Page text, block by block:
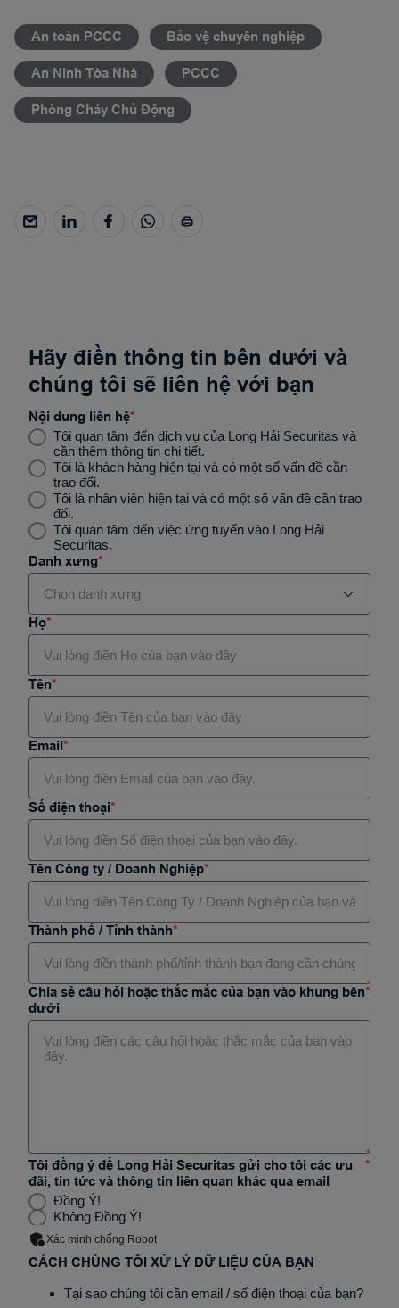
An toàn PCCC Bảo vệ chuyên nghiệp
An Ninh Tòa Nhà PCCC
Phòng Cháy Chủ Động
Hãy điền thông tin bên dưới và
chúng tôi sẽ liên hệ với bạn
Nội dung liên hệ
Tôi quan tâm đến dịch vụ của Long Hải Securitas và
cần thêm thông tin chi tiết.
Tôi là khách hàng hiện tại và có một số vấn đề cần
trao đổi.
Tôi là nhân viên hiện tại và có một số vấn đề cần trao
đổi.
Tôi quan tâm đến việc ứng tuyển vào Long Hải
Securitas.
Danh xưng
Chọn danh xưng
Anh
Mrs.
Prof.
Mr.
Ms.
Họ
Tên
Email
Số điện thoại
Tên Công ty / Doanh Nghiệp
Thành phố / Tỉnh thành
Chia sẻ câu hỏi hoặc thắc mắc của bạn vào khung bên
dưới
Tôi đồng ý để Long Hải Securitas gửi cho tôi các ưu
đãi, tin tức và thông tin liên quan khác qua email
Đồng Ý!
Không Đồng Ý!
Xác minh chống Robot
CÁCH CHÚNG TÔI XỬ LÝ DỮ LIỆU CỦA BẠN
Tại sao chúng tôi cần email / số điện thoại của bạn?